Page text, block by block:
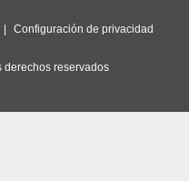
Configuración de privacidad
derechos reservados